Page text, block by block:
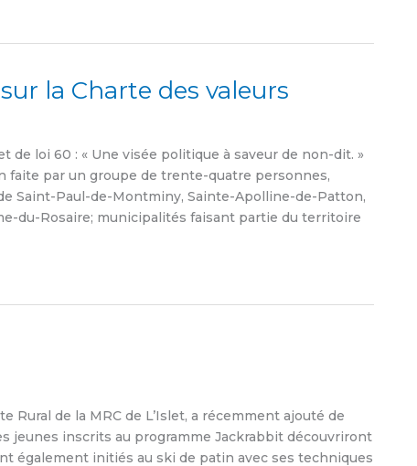
la Charte des valeurs
de loi 60 : « Une visée politique à saveur de non-dit. »
faite par un groupe de trente-quatre personnes,
Saint-Paul-de-Montminy, Sainte-Apolline-de-Patton,
du-Rosaire; municipalités faisant partie du territoire
Rural de la MRC de L’Islet, a récemment ajouté de
jeunes inscrits au programme Jackrabbit découvriront
également initiés au ski de patin avec ses techniques